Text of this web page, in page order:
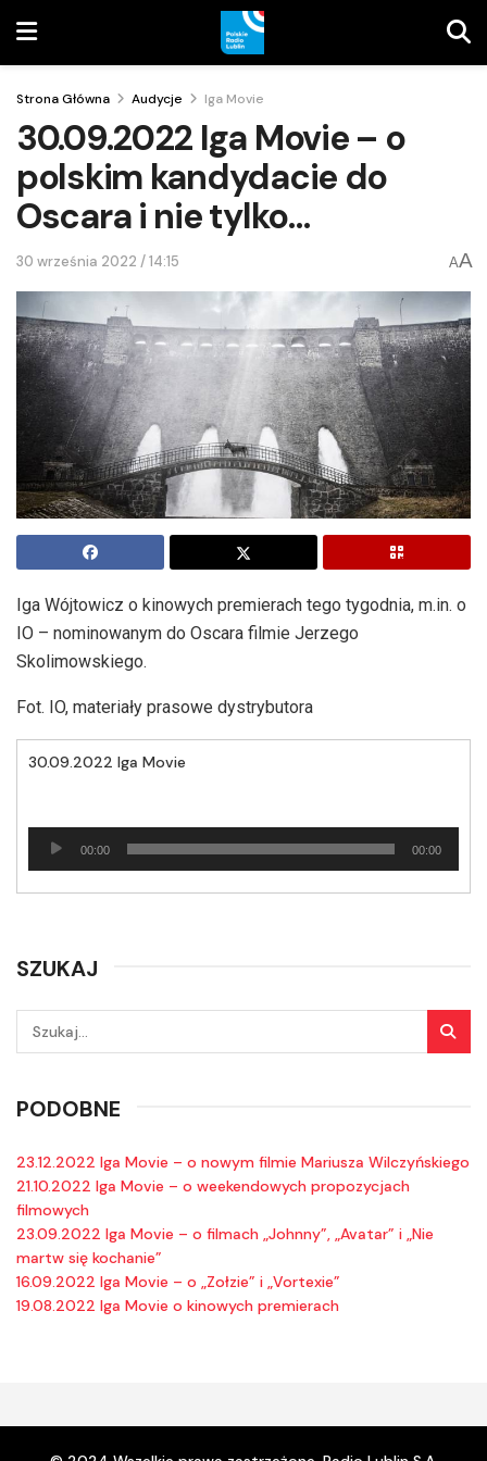
Strona Główna Audycje Iga Movie
30.09.2022 Iga Movie – o
polskim kandydacie do
Oscara i nie tylko…
30 września 2022 / 14:15 AA
Iga Wójtowicz o kinowych premierach tego tygodnia, m.in. o
IO – nominowanym do Oscara filmie Jerzego
Skolimowskiego.
Fot. IO, materiały prasowe dystrybutora
30.09.2022 Iga Movie
Odtwarzacz
plików
00:00 00:00
SZUKAJ
PODOBNE
23.12.2022 Iga Movie – o nowym filmie Mariusza Wilczyńskiego
21.10.2022 Iga Movie – o weekendowych propozycjach
filmowych
23.09.2022 Iga Movie – o filmach „Johnny”, „Avatar” i „Nie
martw się kochanie”
16.09.2022 Iga Movie – o „Zołzie” i „Vortexie”
19.08.2022 Iga Movie o kinowych premierach